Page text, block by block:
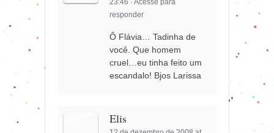
responder
Ô Flávia… Tadinha de
você. Que homem
cruel…eu tinha feito um
escandalo! Bjos Larissa
Elis